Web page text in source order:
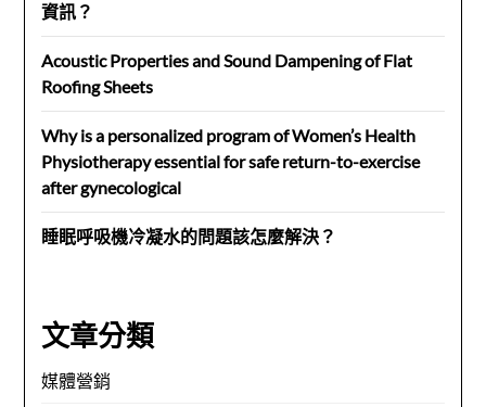
資訊？
Acoustic Properties and Sound Dampening of Flat
Roofing Sheets
Why is a personalized program of Women’s Health
Physiotherapy essential for safe return-to-exercise
after gynecological
睡眠呼吸機冷凝水的問題該怎麼解決？
文章分類
媒體營銷